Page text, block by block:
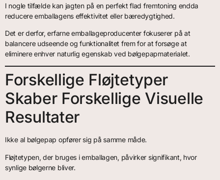
I nogle tilfælde kan jagten på en perfekt flad fremtoning endda
reducere emballagens effektivitet eller bæredygtighed.
Det er derfor, erfarne emballageproducenter fokuserer på at
balancere udseende og funktionalitet frem for at forsøge at
eliminere enhver naturlig egenskab ved bølgepapmaterialet.
Forskellige Fløjtetyper
Skaber Forskellige Visuelle
Resultater
Ikke al bølgepap opfører sig på samme måde.
Fløjtetypen, der bruges i emballagen, påvirker signifikant, hvor
synlige bølgerne bliver.